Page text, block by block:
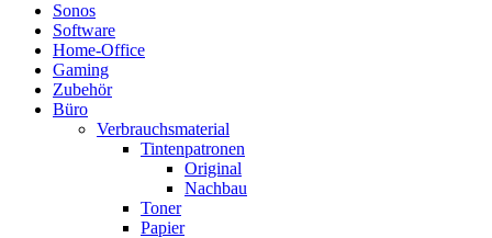
Sonos
Software
Home-Office
Gaming
Zubehör
Büro
Verbrauchsmaterial
Tintenpatronen
Original
Nachbau
Toner
Papier